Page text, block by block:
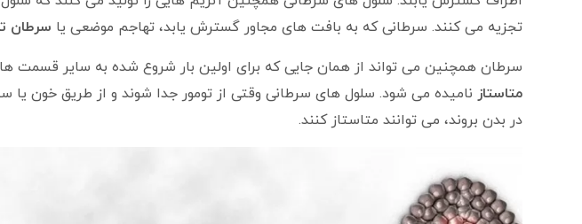
تجزیه می کنند. سرطانی که به بافت های مجاور گسترش یابد، تهاجم موضعی یا سرطان
سرطان همچنین می تواند از همان جایی که برای اولین بار شروع شده به سایر قسمت
متاستاز نامیده می شود. سلول های سرطانی وقتی از تومور جدا شوند و از طریق خون یا
در بدن بروند، می توانند متاستاز کنند.